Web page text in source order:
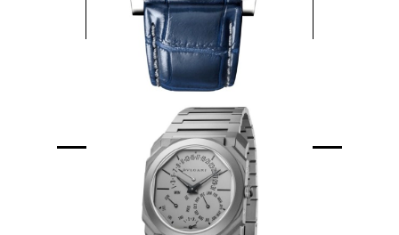
Нечего
скрывать